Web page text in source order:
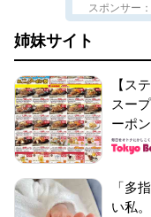
スポンサー
姉妹サイト
【ス
スー
ーポ
「多
い私